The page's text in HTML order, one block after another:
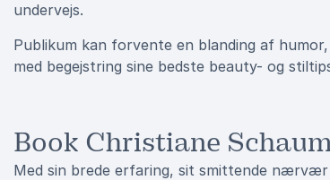
undervejs.
Publikum kan forvente en blanding af
med begejstring sine bedste beauty- og
Book Christiane
Med sin brede erfaring, sit smittende